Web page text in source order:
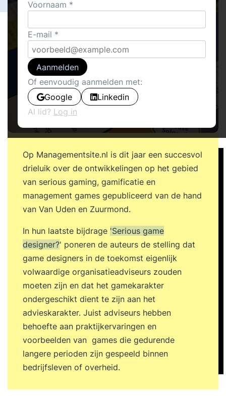
Op Managementsite.nl is dit jaar een succesvol
drieluik over de ontwikkelingen op het gebied
van serious gaming, gamificatie en
management games gepubliceerd van de hand
van Van Uden en Zuurmond.
In hun laatste bijdrage 'Serious game
designer?' poneren de auteurs de stelling dat
game designers in de toekomst eigenlijk
volwaardige organisatieadviseurs zouden
moeten zijn en dat het gamekarakter
ondergeschikt dient te zijn aan het
advieskarakter. Juist adviseurs hebben
behoefte aan praktijkervaringen en
voorbeelden van games die gedurende
langere perioden zijn gespeeld binnen
bedrijfsleven of overheid.
Voornaam
E-mail
Aanmelden
Of eenvoudig aanmelden met:
Google
Linkedin
Al lid? Log in